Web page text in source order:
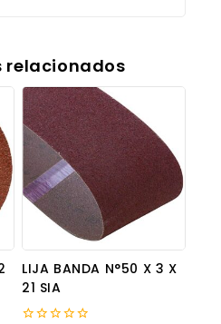
relacionados
LIJA BANDA N°50 X 3 X
21 SIA